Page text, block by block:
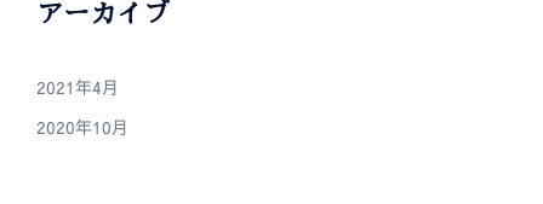
アーカイブ
2021年4月
2020年10月